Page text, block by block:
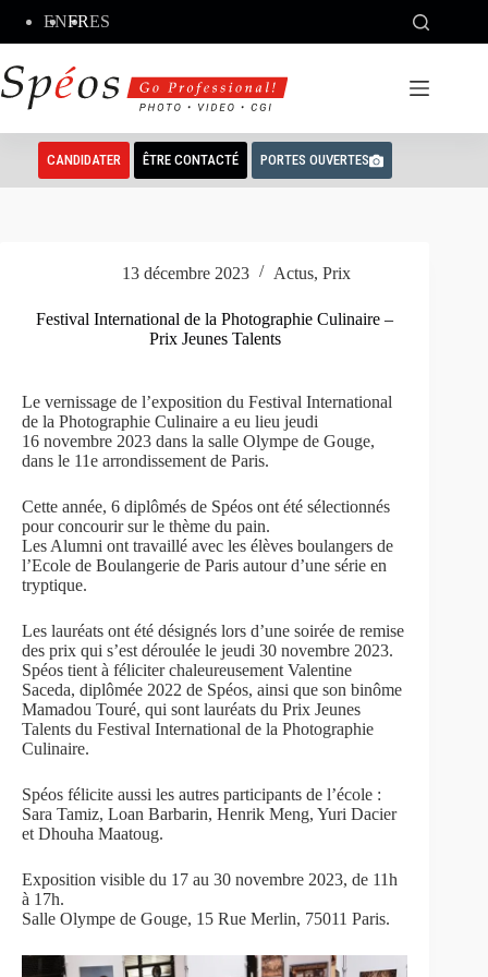
contenu
ENFRES
CANDIDATER ÊTRE CONTACTÉ PORTES OUVERTES
13 décembre 2023 Actus,Prix
Festival International de la Photographie Culinaire –
Prix Jeunes Talents
Le vernissage de l’exposition du Festival International
de la Photographie Culinaire a eu lieu jeudi
16 novembre 2023 dans la salle Olympe de Gouge,
dans le 11e arrondissement de Paris.
Cette année, 6 diplômés de Spéos ont été sélectionnés
pour concourir sur le thème du pain.
Les Alumni ont travaillé avec les élèves boulangers de
l’Ecole de Boulangerie de Paris autour d’une série en
tryptique.
Les lauréats ont été désignés lors d’une soirée de remise
des prix qui s’est déroulée le jeudi 30 novembre 2023.
Spéos tient à féliciter chaleureusement Valentine
Saceda, diplômée 2022 de Spéos, ainsi que son binôme
Mamadou Touré, qui sont lauréats du Prix Jeunes
Talents du Festival International de la Photographie
Culinaire.
Spéos félicite aussi les autres participants de l’école :
Sara Tamiz, Loan Barbarin, Henrik Meng, Yuri Dacier
et Dhouha Maatoug.
Exposition visible du 17 au 30 novembre 2023, de 11h
à 17h.
Salle Olympe de Gouge, 15 Rue Merlin, 75011 Paris.